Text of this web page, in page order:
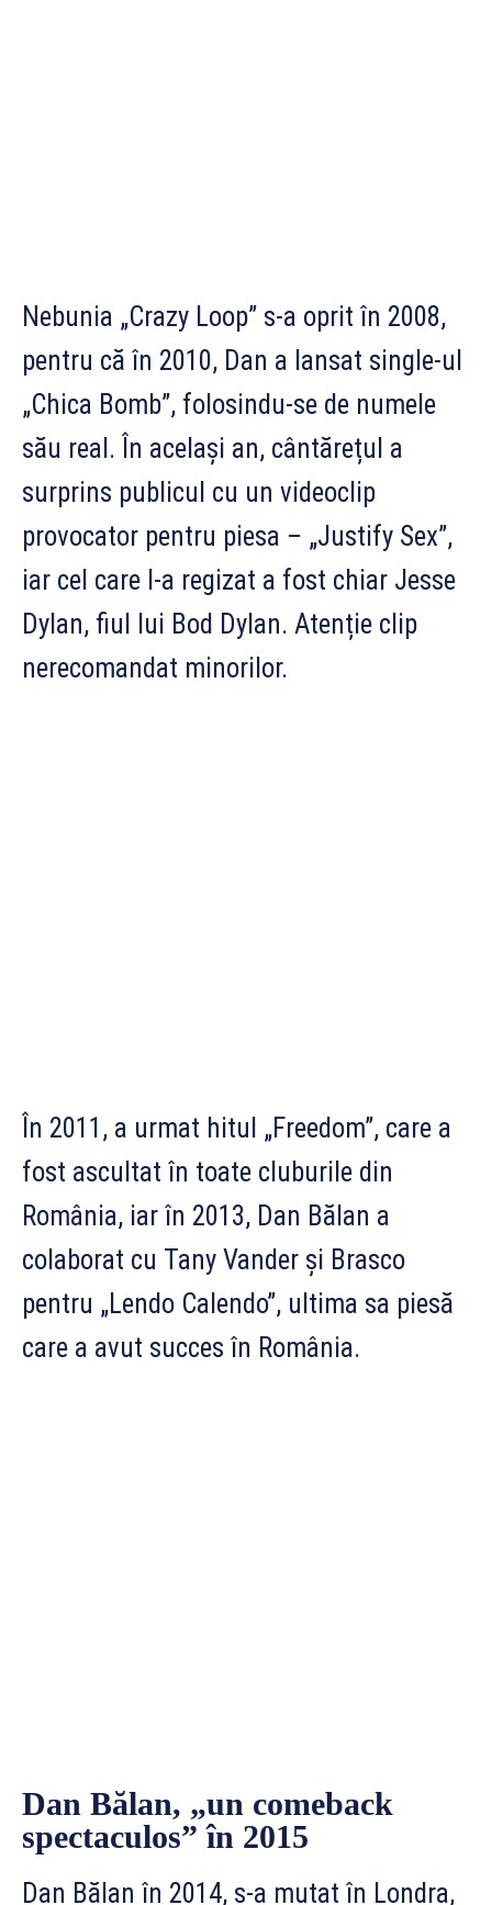
Nebunia „Crazy Loop” s-a oprit în 2008,
pentru că în 2010, Dan a lansat single-ul
„Chica Bomb”, folosindu-se de numele
său real. În același an, cântărețul a
surprins publicul cu un videoclip
provocator pentru piesa – „Justify Sex”,
iar cel care l-a regizat a fost chiar Jesse
Dylan, fiul lui Bod Dylan. Atenție clip
nerecomandat minorilor.
În 2011, a urmat hitul „Freedom”, care a
fost ascultat în toate cluburile din
România, iar în 2013, Dan Bălan a
colaborat cu Tany Vander și Brasco
pentru „Lendo Calendo”, ultima sa piesă
care a avut succes în România.
Dan Bălan, „un comeback
spectaculos” în 2015
Dan Bălan în 2014, s-a mutat în Londra,